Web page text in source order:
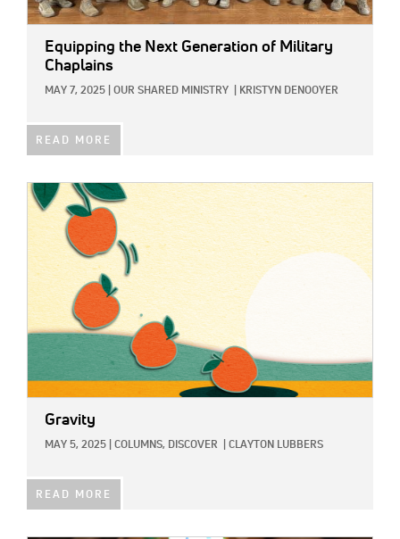
Equipping the Next Generation of Military
Chaplains
MAY 7, 2025 OUR SHARED MINISTRY KRISTYN DENOOYER
READ MORE
IMAGE:
Gravity
MAY 5, 2025 COLUMNS, DISCOVER CLAYTON LUBBERS
READ MORE